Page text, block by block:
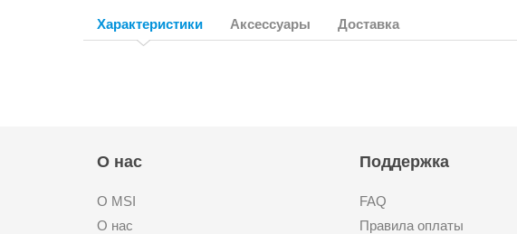
Характеристики Аксессуары Доставка
О нас
О MSI
О нас
Поддержка
FAQ
Правила оплаты